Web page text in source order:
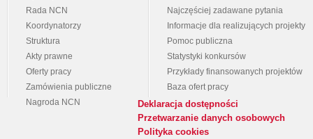
Rada NCN
Koordynatorzy
Struktura
Akty prawne
Oferty pracy
Zamówienia publiczne
Nagroda NCN
Najczęściej zadawane pytania
Informacje dla realizujących projekty
Pomoc publiczna
Statystyki konkursów
Przykłady finansowanych projektów
Baza ofert pracy
Deklaracja dostępności
Przetwarzanie danych osobowych
Polityka cookies